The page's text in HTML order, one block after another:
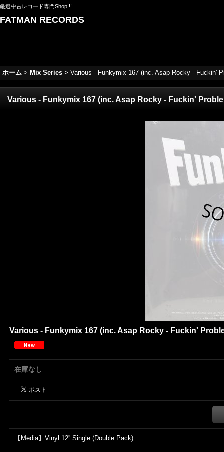
厳選中古レコード専門Shop !!
FATMAN RECORDS
ホーム > Mix Series > Various - Funkymix 167 (inc. Asap Rocky - Fuckin'
Various - Funkymix 167 (inc. Asap Rocky - Fuckin'
Various - Funkymix 167 (inc. Asap Rocky - Fuckin'
在庫なし
【Media】Vinyl 12'' Single (Double Pack)